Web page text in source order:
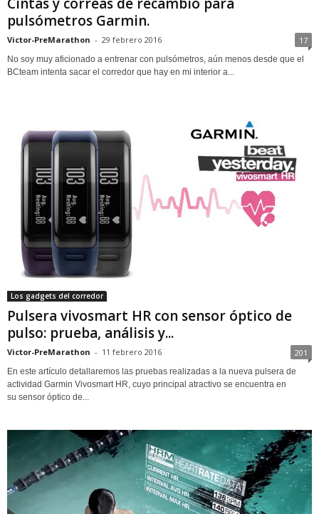
pulsómetros Garmin.
Victor-PreMarathon - 29 febrero 2016 17
No soy muy aficionado a entrenar con pulsómetros, aún menos desde que el
BCteam intenta sacar el corredor que hay en mi interior a...
Los gadgets del corredor
Pulsera vivosmart HR con sensor óptico de
pulso: prueba, análisis y...
Victor-PreMarathon - 11 febrero 2016 201
En este artículo detallaremos las pruebas realizadas a la nueva pulsera de
actividad Garmin Vivosmart HR, cuyo principal atractivo se encuentra en
su sensor óptico de...